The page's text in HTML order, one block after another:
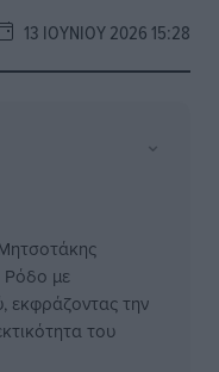
13 ΙΟΥΝΊΟΥ 2026 15:28
⌄
Ρόδο με
εκφράζοντας την
του